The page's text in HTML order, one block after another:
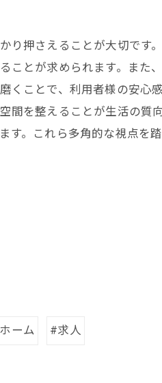
り押さえることが大切です
とが求められます。また
くことで、利用者様の安心
間を整えることが生活の質
。これら多角的な視点を
ーム #求人